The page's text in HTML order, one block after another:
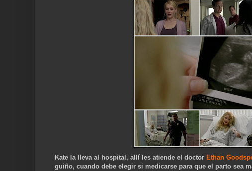
Kate la lleva al hospital, allí les atiende el doctor Ethan
guiño, cuando debe elegir si medicarse para que el parto sea